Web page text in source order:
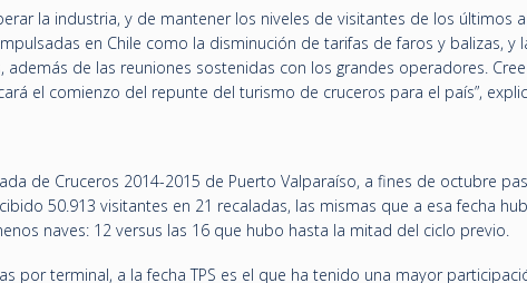
la industria, y de mantener los niveles de visitantes de los últimos
en Chile como la disminución de tarifas de faros y balizas, y
de las reuniones sostenidas con los grandes operadores.
el comienzo del repunte del turismo de cruceros para el país”,
de Cruceros 2014-2015 de Puerto Valparaíso, a fines de octubre
50.913 visitantes en 21 recaladas, las mismas que a esa fecha
naves: 12 versus las 16 que hubo hasta la mitad del ciclo previo.
por terminal, a la fecha TPS es el que ha tenido una mayor